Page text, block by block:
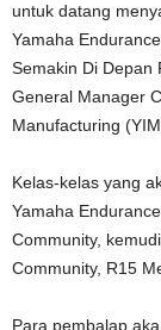
untuk datang
Yamaha
Semakin Di Depan
General Manager
Manufacturing
Kelas-kelas yang
Yamaha
Community,
Community, R15
Para pembalap